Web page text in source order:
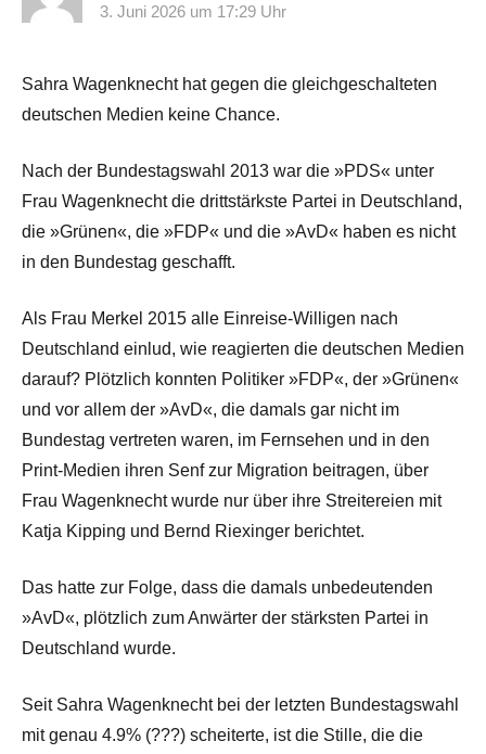
3. Juni 2026 um 17:29 Uhr
Sahra Wagenknecht hat gegen die gleichgeschalteten
deutschen Medien keine Chance.
Nach der Bundestagswahl 2013 war die »PDS« unter
Frau Wagenknecht die drittstärkste Partei in Deutschland,
die »Grünen«, die »FDP« und die »AvD« haben es nicht
in den Bundestag geschafft.
Als Frau Merkel 2015 alle Einreise-Willigen nach
Deutschland einlud, wie reagierten die deutschen Medien
darauf? Plötzlich konnten Politiker »FDP«, der »Grünen«
und vor allem der »AvD«, die damals gar nicht im
Bundestag vertreten waren, im Fernsehen und in den
Print-Medien ihren Senf zur Migration beitragen, über
Frau Wagenknecht wurde nur über ihre Streitereien mit
Katja Kipping und Bernd Riexinger berichtet.
Das hatte zur Folge, dass die damals unbedeutenden
»AvD«, plötzlich zum Anwärter der stärksten Partei in
Deutschland wurde.
Seit Sahra Wagenknecht bei der letzten Bundestagswahl
mit genau 4.9% (???) scheiterte, ist die Stille, die die